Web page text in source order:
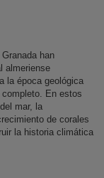
han
almeriense
la época geológica
En estos
mar, la
de corales
la historia climática